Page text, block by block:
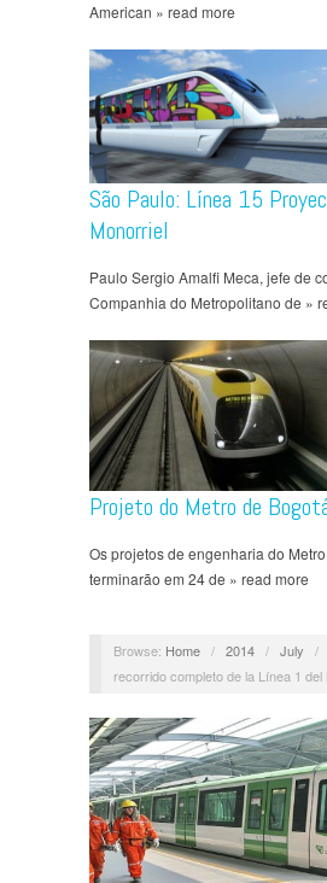
American » read more
São Paulo: Línea 15
Monorriel
Paulo Sergio Amalfi Meca, jefe de
Companhia do Metropolitano de »
Projeto do Metro de
Os projetos de engenharia do
terminarão em 24 de » read more
Browse: Home / 2014 / July /
recorrido completo de la Línea 1 del